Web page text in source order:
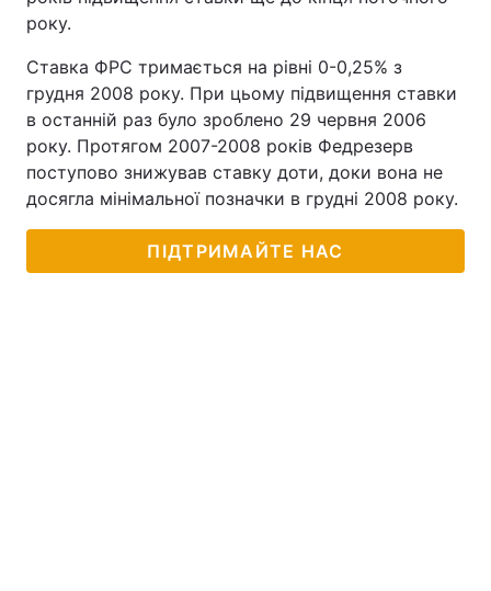
року.
Ставка ФРС тримається на рівні 0-0,25% з
грудня 2008 року. При цьому підвищення ставки
в останній раз було зроблено 29 червня 2006
року. Протягом 2007-2008 років Федрезерв
поступово знижував ставку доти, доки вона не
досягла мінімальної позначки в грудні 2008 року.
ПІДТРИМАЙТЕ НАС